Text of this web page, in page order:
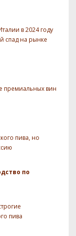
в 2024 году
спад на рынке
премиальных вин
пива, но
по
пива